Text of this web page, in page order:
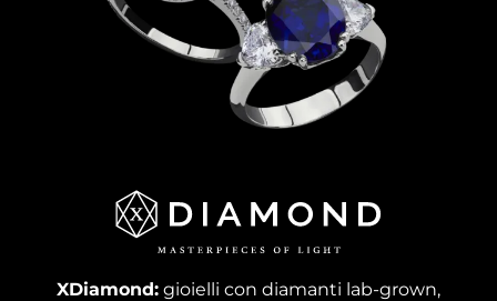
XDiamond: gioielli con diamanti lab-grown,